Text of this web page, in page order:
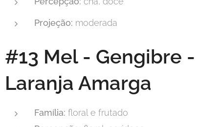
Projeção: moderada
#13 Mel - Gengibre -
Laranja Amarga
Família: floral e frutado